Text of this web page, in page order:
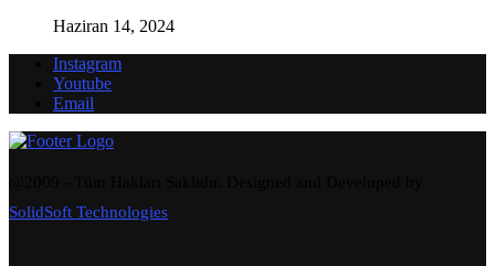
Haziran 14, 2024
Instagram
Youtube
Email
SolidSoft Technologies